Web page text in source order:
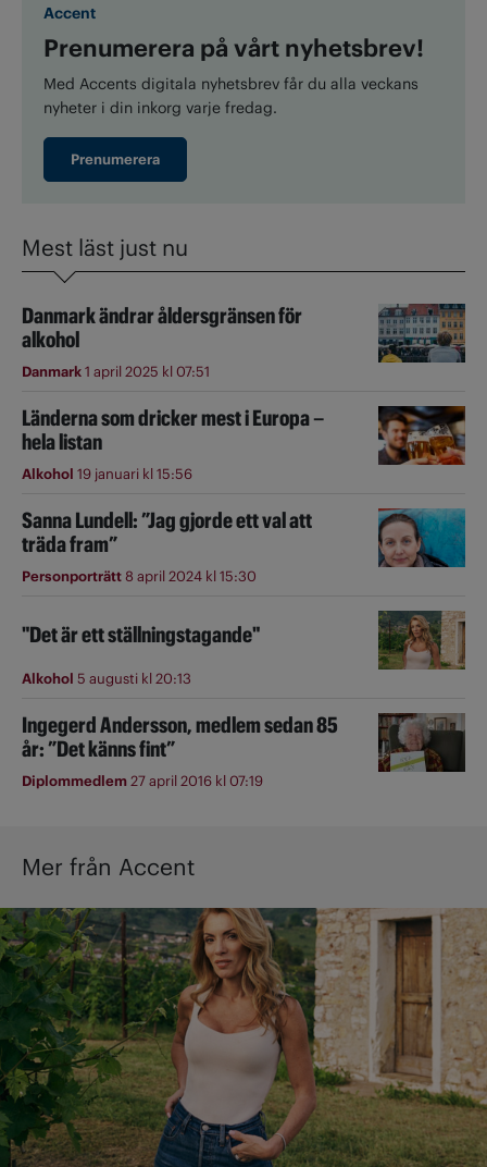
Accent
Prenumerera på vårt nyhetsbrev!
Med Accents digitala nyhetsbrev får du alla veckans
nyheter i din inkorg varje fredag.
Prenumerera
Mest läst just nu
Danmark ändrar åldersgränsen för
alkohol
Danmark1 april 2025 kl 07:51
Länderna som dricker mest i Europa –
hela listan
Alkohol 19 januari kl 15:56
Sanna Lundell: ”Jag gjorde ett val att
träda fram”
Personporträtt8 april 2024 kl 15:30
"Det är ett ställningstagande"
Alkohol 5 augusti kl 20:13
Ingegerd Andersson, medlem sedan 85
år: ”Det känns fint”
Diplommedlem27 april 2016 kl 07:19
Mer från Accent